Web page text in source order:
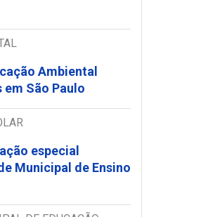
Ambiental
São Paulo
especial
Municipal de Ensino